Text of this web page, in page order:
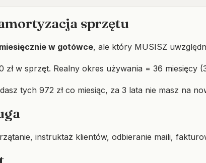
sprzętu
w gotówce, ale który MUSISZ
zł w sprzęt. Realny okres używania = 36 miesięcy
tych 972 zł co miesiąc, za 3 lata nie masz na
instruktaż klientów, odbieranie maili,